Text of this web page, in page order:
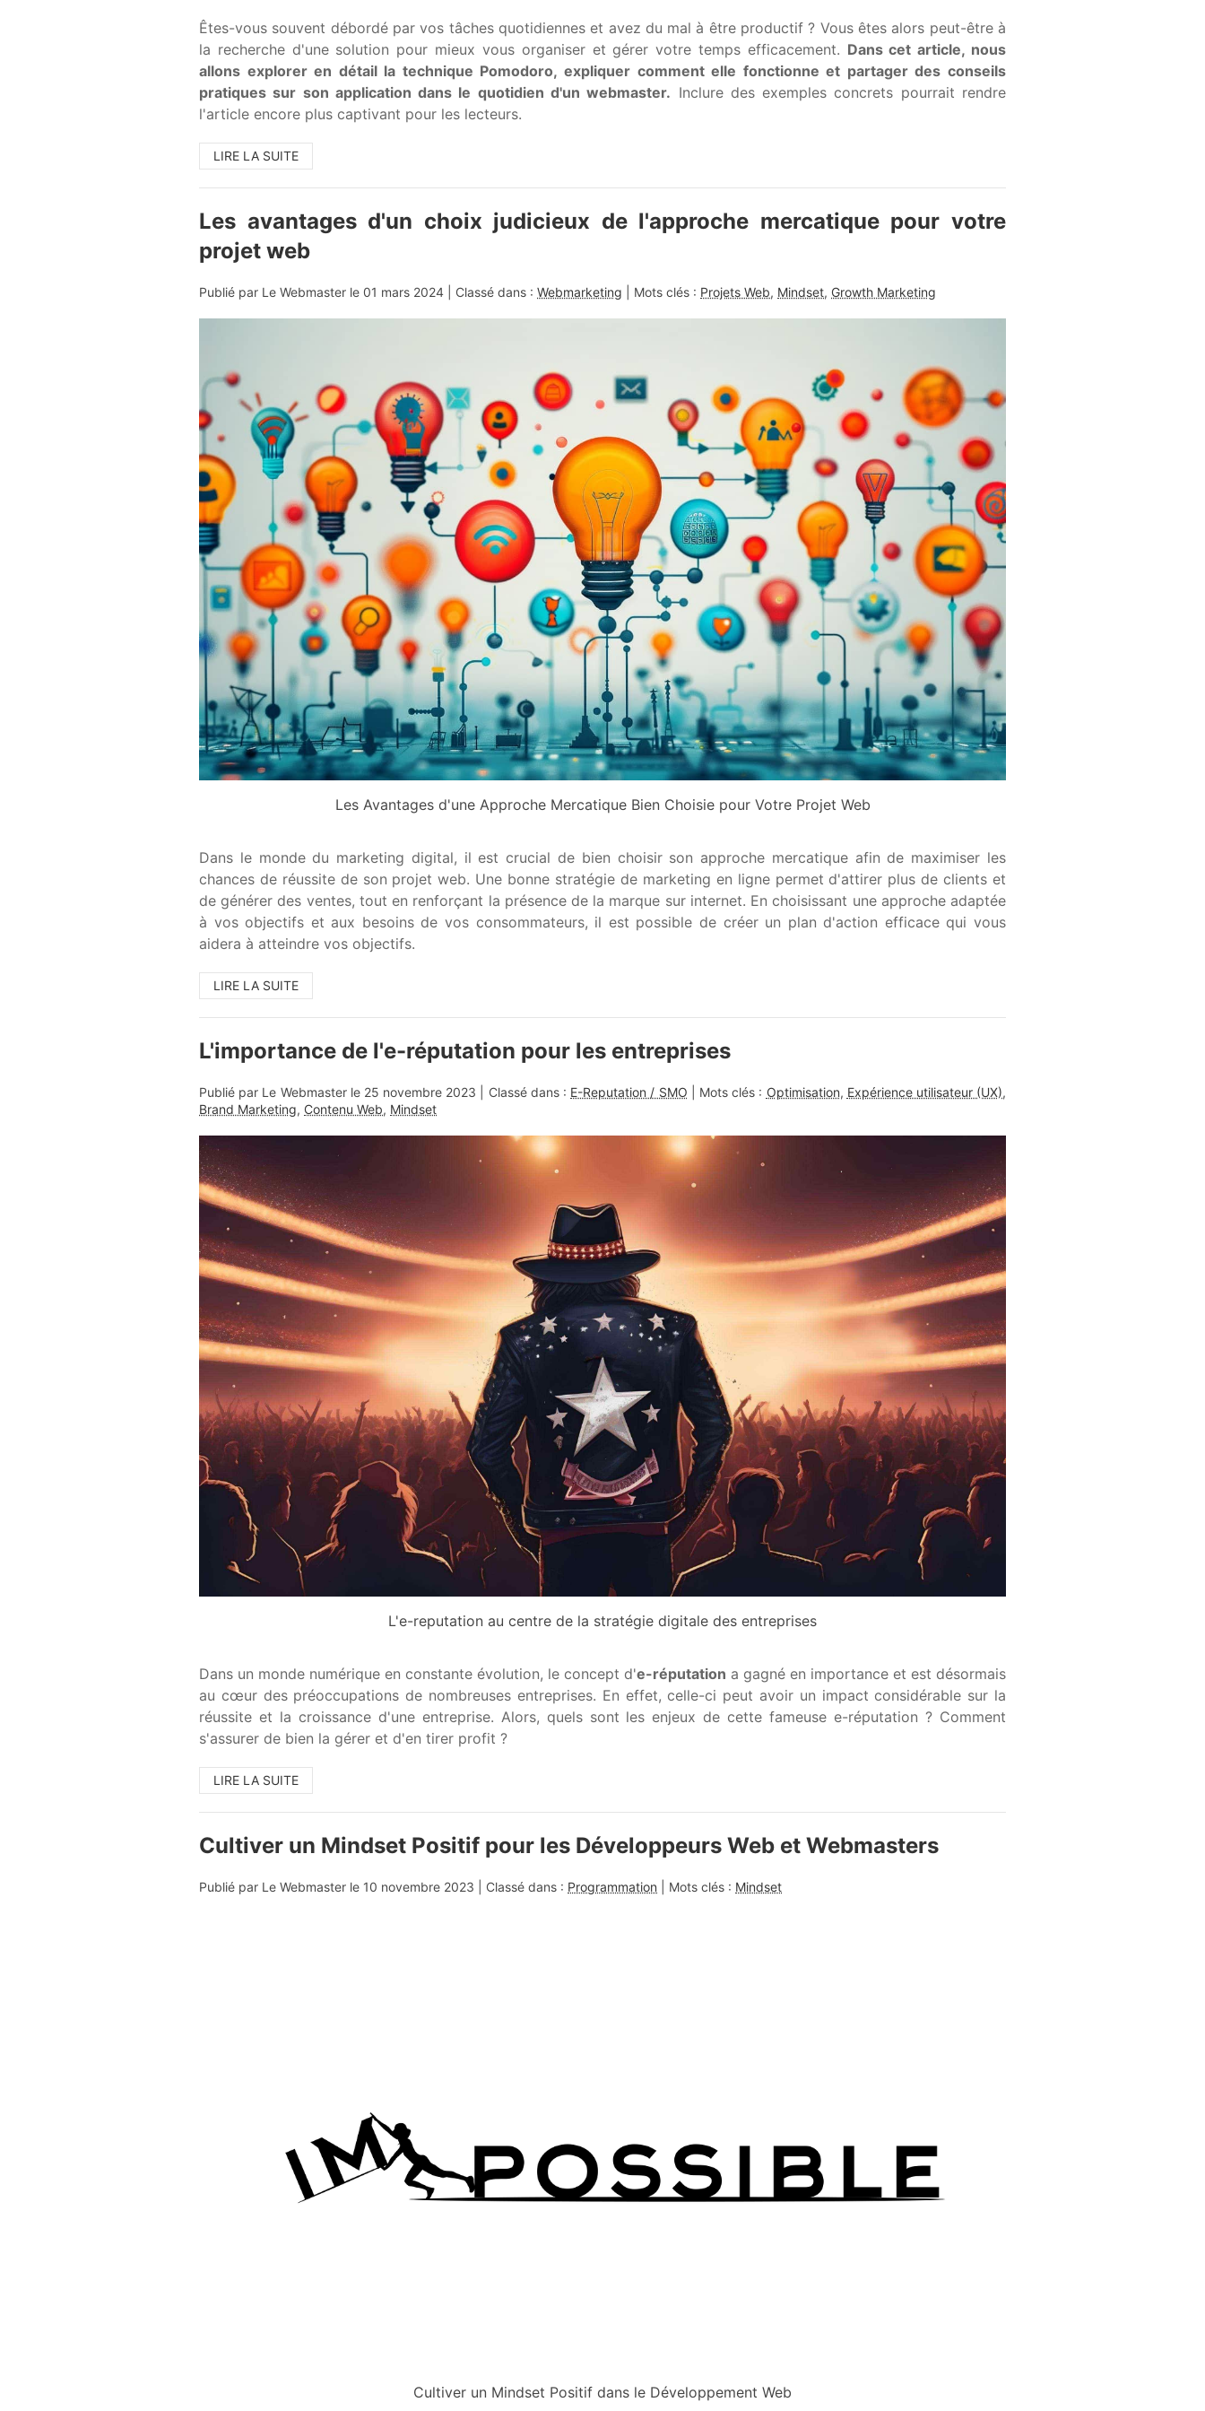
Êtes-vous souvent débordé par vos tâches quotidiennes et avez du mal à être productif ? Vous êtes alors peut-être à
la recherche d'une solution pour mieux vous organiser et gérer votre temps efficacement. Dans cet article, nous
allons explorer en détail la technique Pomodoro, expliquer comment elle fonctionne et partager des conseils
pratiques sur son application dans le quotidien d'un webmaster. Inclure des exemples concrets pourrait rendre
l'article encore plus captivant pour les lecteurs.
LIRE LA SUITE
Les avantages d'un choix judicieux de l'approche mercatique pour votre
projet web
Publié par Le Webmaster le 01 mars 2024 | Classé dans : Webmarketing | Mots clés : Projets Web, Mindset, Growth Marketing
Les Avantages d'une Approche Mercatique Bien Choisie pour Votre Projet Web
Dans le monde du marketing digital, il est crucial de bien choisir son approche mercatique afin de maximiser les
chances de réussite de son projet web. Une bonne stratégie de marketing en ligne permet d'attirer plus de clients et
de générer des ventes, tout en renforçant la présence de la marque sur internet. En choisissant une approche adaptée
à vos objectifs et aux besoins de vos consommateurs, il est possible de créer un plan d'action efficace qui vous
aidera à atteindre vos objectifs.
LIRE LA SUITE
L'importance de l'e-réputation pour les entreprises
Publié par Le Webmaster le 25 novembre 2023 | Classé dans : E-Reputation / SMO | Mots clés : Optimisation, Expérience utilisateur (UX),
Brand Marketing, Contenu Web, Mindset
L'e-reputation au centre de la stratégie digitale des entreprises
Dans un monde numérique en constante évolution, le concept d'e-réputation a gagné en importance et est désormais
au cœur des préoccupations de nombreuses entreprises. En effet, celle-ci peut avoir un impact considérable sur la
réussite et la croissance d'une entreprise. Alors, quels sont les enjeux de cette fameuse e-réputation ? Comment
s'assurer de bien la gérer et d'en tirer profit ?
LIRE LA SUITE
Cultiver un Mindset Positif pour les Développeurs Web et Webmasters
Publié par Le Webmaster le 10 novembre 2023 | Classé dans : Programmation | Mots clés : Mindset
Cultiver un Mindset Positif dans le Développement Web